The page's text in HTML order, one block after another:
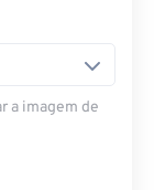
a imagem de